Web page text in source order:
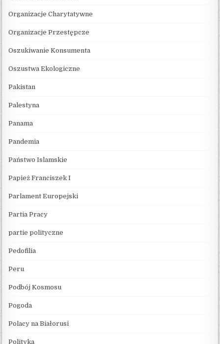
Organizacje Charytatywne
Organizacje Przestępcze
Oszukiwanie Konsumenta
Oszustwa Ekologiczne
Pakistan
Palestyna
Panama
Pandemia
Państwo Islamskie
Papież Franciszek I
Parlament Europejski
Partia Pracy
partie polityczne
Pedofilia
Peru
Podbój Kosmosu
Pogoda
Polacy na Białorusi
Polityka